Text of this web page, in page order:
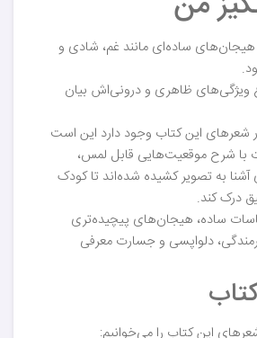
هیجان‌های ساده‌ای مانند غم، شادی و
ویژگی‌های ظاهری و درونی‌اش بیان
شعرهای این کتاب وجود دارد این است
شرح موقعیت‌هایی قابل لمس،
آشنا به تصویر کشیده شده‌اند تا کودک
درک کند.
ساده، هیجان‌های پیچیده‌تری
دلواپسی و جسارت معرفی